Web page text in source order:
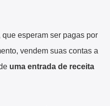
esperam ser pagas por
vendem suas contas a
uma entrada de receita